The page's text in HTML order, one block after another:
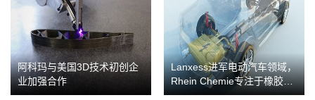
阿科玛与美国3D技术初创企
业加强合作
Lanxess进军电动汽车领域，
Rhein Chemie专注于橡胶助
剂